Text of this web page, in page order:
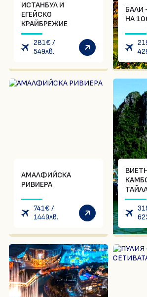
ИСТАНБУЛ И
ЕГЕЙСКО
КРАЙБРЕЖИЕ
281€ /
549лв.
БАЛИ
НА
АМАЛФИЙСКА
РИВИЕРА
741€ /
1449лв.
визи